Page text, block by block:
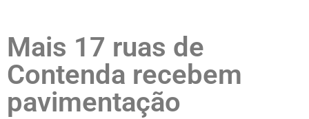
Mais 17 ruas de
Contenda recebem
pavimentação